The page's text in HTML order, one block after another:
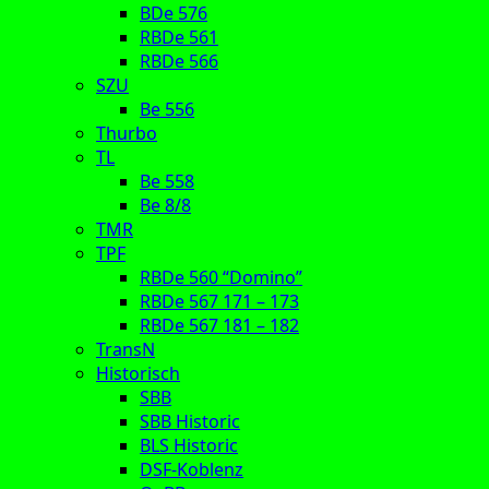
BDe 576
RBDe 561
RBDe 566
SZU
Be 556
Thurbo
TL
Be 558
Be 8/8
TMR
TPF
RBDe 560 “Domino”
RBDe 567 171 – 173
RBDe 567 181 – 182
TransN
Historisch
SBB
SBB Historic
BLS Historic
DSF-Koblenz